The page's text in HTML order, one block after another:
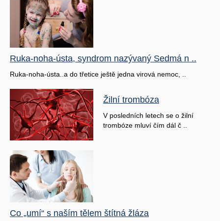
Ruka-noha-ústa, syndrom nazývaný Sedmá n ..
Ruka-noha-ústa..a do třetice ještě jedna virová nemoc, ..
Žilní trombóza
V posledních letech se o žilní
trombóze mluví čím dál č ..
Co „umí“ s naším tělem štítná žláza